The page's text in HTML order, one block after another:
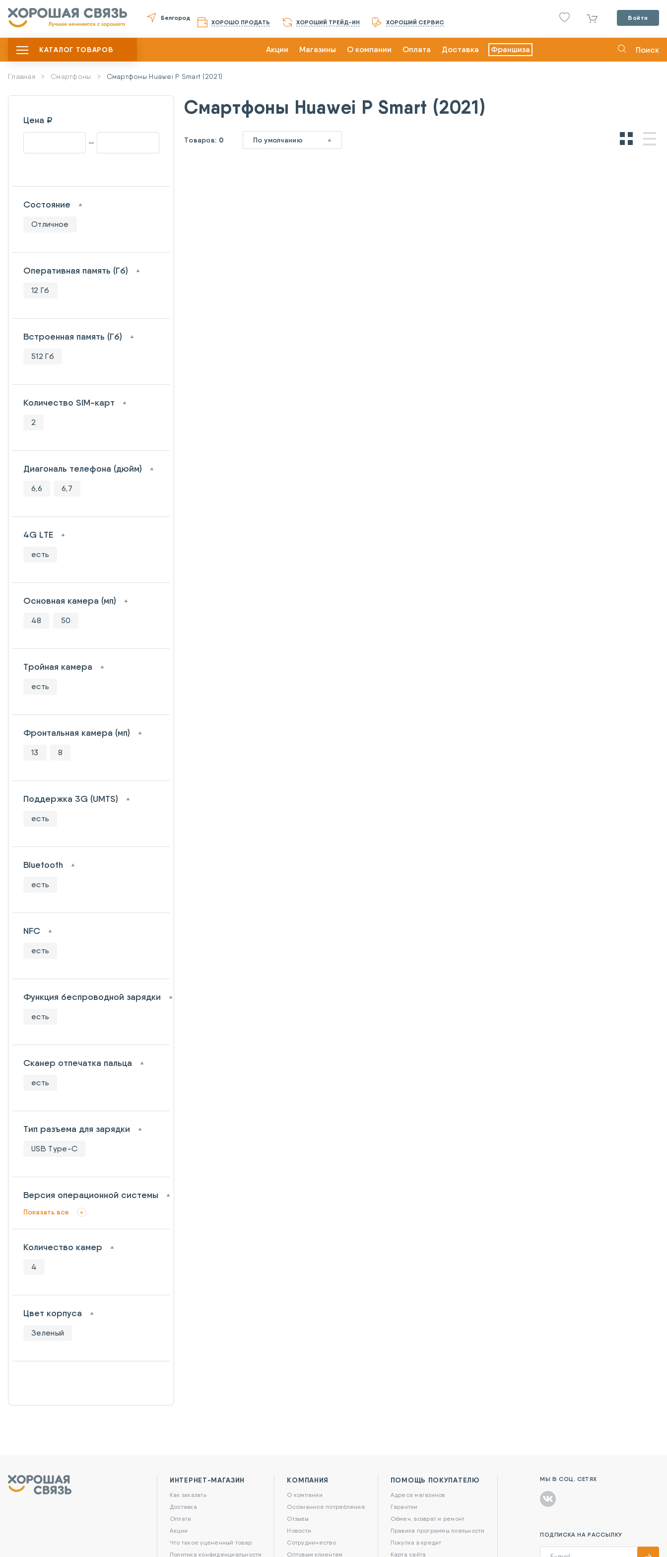
Белгород
ХОРОШО ПРОДАТЬ ХОРОШИЙ ТРЕЙД-ИН ХОРОШИЙ СЕРВИС
Войти
КАТАЛОГ ТОВАРОВ Акции Магазины О компании Оплата Доставка Франшиза Поиск
Главная Смартфоны Смартфоны Huawei P Smart (2021)
Цена ₽
Состояние
Отличное
Оперативная память (Гб)
12 Гб
Встроенная память (Гб)
512 Гб
Количество SIM-карт
2
Диагональ телефона (дюйм)
6,6 6,7
4G LTE
есть
Основная камера (мп)
48 50
Тройная камера
есть
Фронтальная камера (мп)
13 8
Поддержка 3G (UMTS)
есть
Bluetooth
есть
NFC
есть
Функция беспроводной зарядки
есть
Сканер отпечатка пальца
есть
Тип разъема для зарядки
USB Type-C
Версия операционной системы
Показать все
Количество камер
4
Цвет корпуса
Зеленый
Смартфоны Huawei P Smart (2021)
Товаров: 0 По умолчанию
ИНТЕРНЕТ-МАГАЗИН
Как заказать
Доставка
Оплата
Акции
Что такое уцененный товар
Политика конфиденциальности
КОМПАНИЯ
О компании
Осознанное потребление
Отзывы
Новости
Сотрудничество
Оптовым клиентам
ПОМОЩЬ ПОКУПАТЕЛЮ
Адреса магазинов
Гарантии
Обмен, возврат и ремонт
Правила программы лояльности
Покупка в кредит
Карта сайта
МЫ В СОЦ. СЕТЯХ
ПОДПИСКА НА РАССЫЛКУ